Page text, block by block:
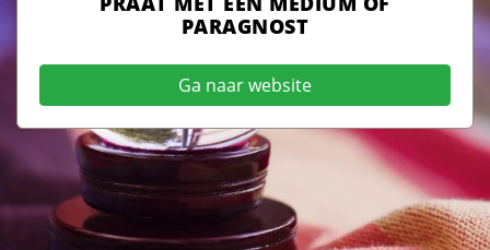
PARAGNOST
Ga naar website